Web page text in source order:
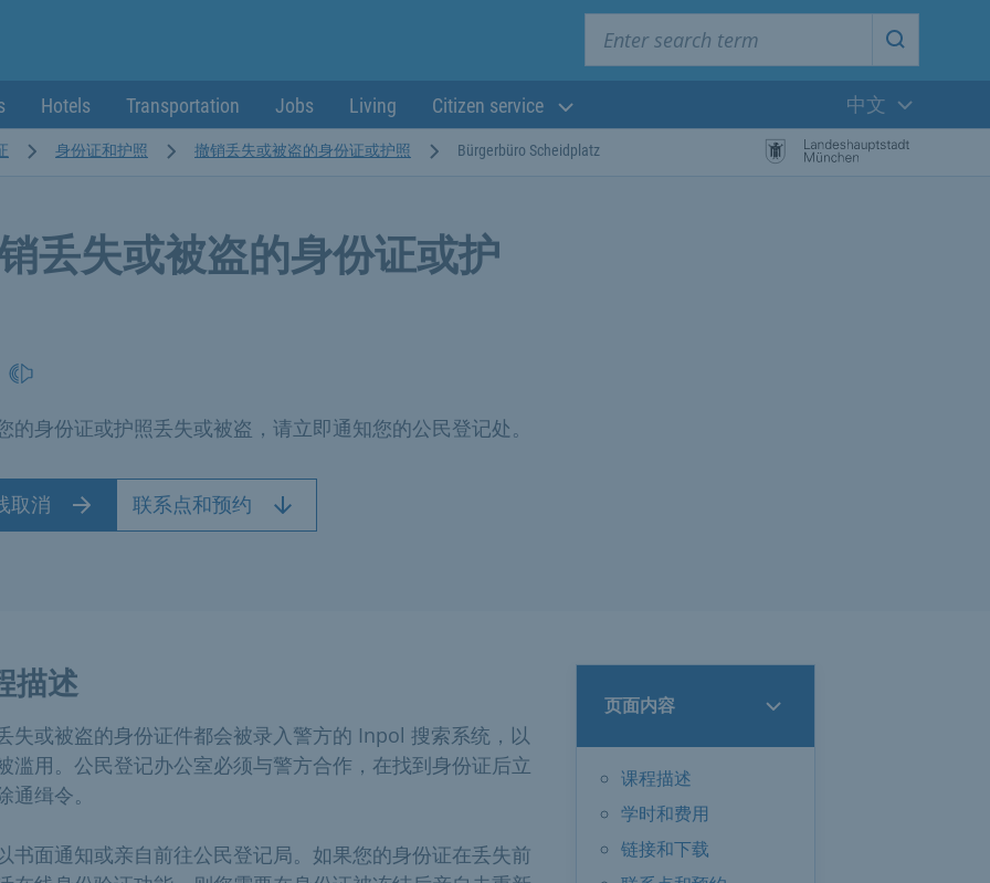
Start
Hotels Transportation Jobs Living Citizen service
当前语言:
中文
身份证和护照 撤销丢失或被盗的身份证或护照 Bürgerbüro Scheidplatz
丢失或被盗的身份证或护
的身份证或护照丢失或被盗，请立即通知您的公民登记处。
取消 联系点和预约
页面内容
课程描述
学时和费用
链接和下载
描述
失或被盗的身份证件都会被录入警方的 Inpol 搜索系统，以
滥用。公民登记办公室必须与警方合作，在找到身份证后立
通缉令。
书面通知或亲自前往公民登记局。如果您的身份证在丢失前